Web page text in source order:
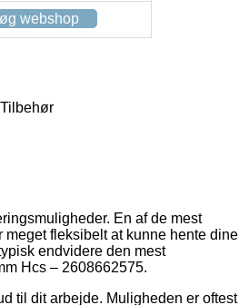
webshop
En af de mest
fleksibelt at kunne hente dine
endvidere den mest
Hcs – 2608662575.
til dit arbejde. Muligheden er oftest